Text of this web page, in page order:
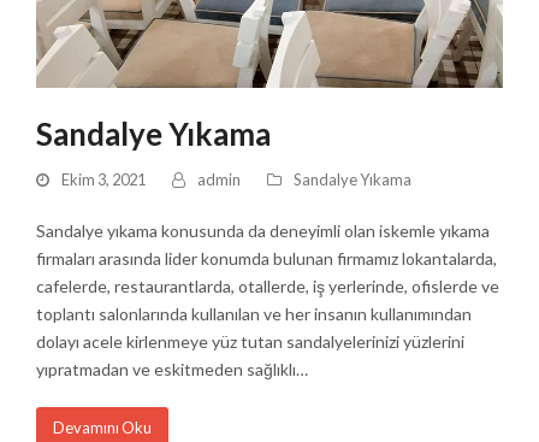
Sandalye Yıkama
Ekim 3, 2021 admin Sandalye Yıkama
Sandalye yıkama konusunda da deneyimli olan iskemle yıkama
firmaları arasında lider konumda bulunan firmamız lokantalarda,
cafelerde, restaurantlarda, otallerde, iş yerlerinde, ofislerde ve
toplantı salonlarında kullanılan ve her insanın kullanımından
dolayı acele kirlenmeye yüz tutan sandalyelerinizi yüzlerini
yıpratmadan ve eskitmeden sağlıklı…
Devamını Oku